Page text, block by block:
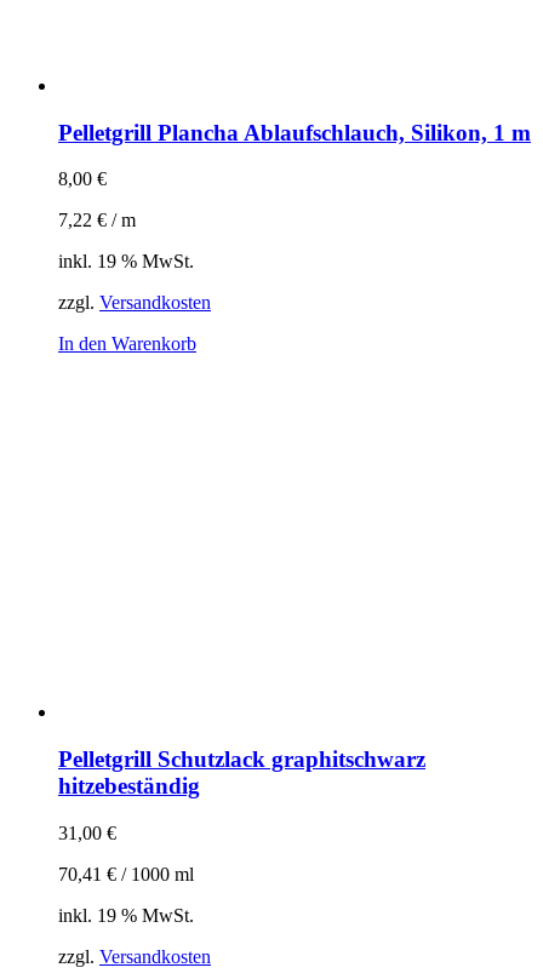
Pelletgrill Plancha Ablaufschlauch, Silikon, 1 m
8,00 €
7,22 € /m
inkl. 19 % MwSt.
zzgl. Versandkosten
In den Warenkorb
Pelletgrill Schutzlack graphitschwarz
hitzebeständig
31,00 €
70,41 € / 1000 ml
inkl. 19 % MwSt.
zzgl. Versandkosten